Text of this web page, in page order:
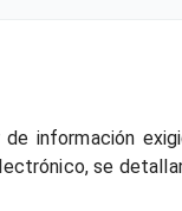
información
se